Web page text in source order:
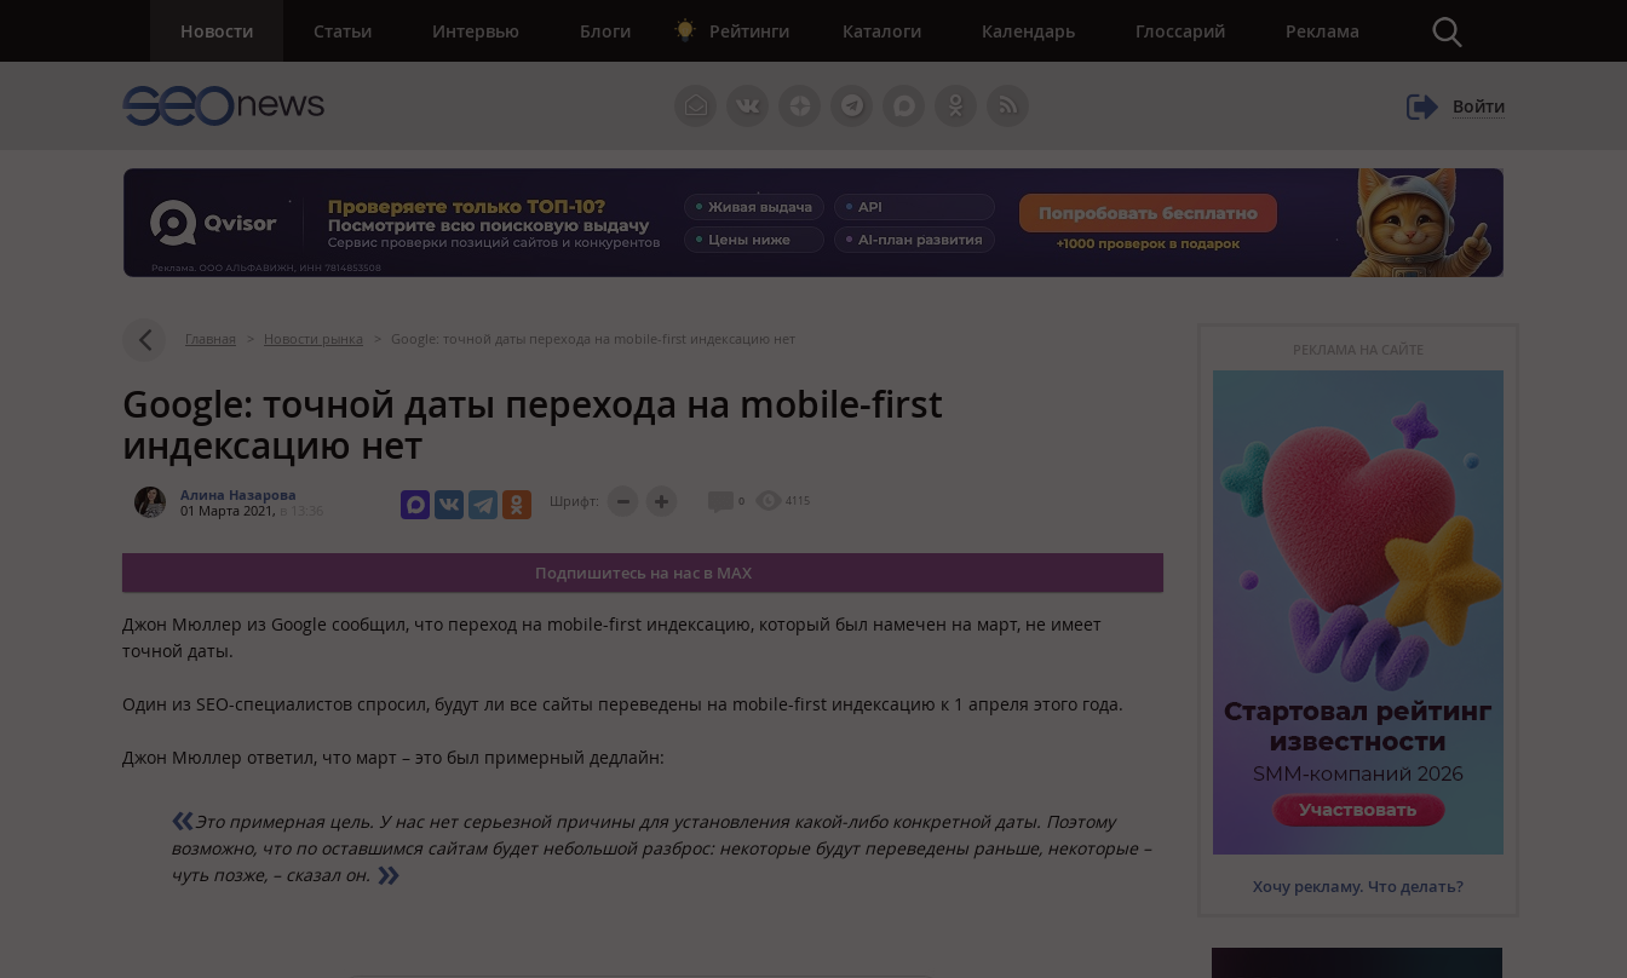
Новости Статьи Интервью Блоги Рейтинги Каталоги Календарь Глоссарий Реклама
Войти
Главная > Новости рынка > Google: точной даты перехода на mobile-first индексацию нет
Google: точной даты перехода на mobile-first
индексацию нет
Алина Назарова
01 Марта 2021,
Шрифт: 0 4115
Подпишитесь на нас в MAX
Джон Мюллер из Google сообщил, что переход на mobile-first индексацию, который был намечен на март, не имеет
точной даты.
Один из SEO-специалистов спросил, будут ли все сайты переведены на mobile-first индексацию к 1 апреля этого года.
Джон Мюллер ответил, что март – это был примерный дедлайн:
Это примерная цель. У нас нет серьезной причины для установления какой-либо конкретной даты. Поэтому
возможно, что по оставшимся сайтам будет небольшой разброс: некоторые будут переведены раньше, некоторые –
чуть позже, – сказал он.
РЕКЛАМА НА САЙТЕ
Хочу рекламу. Что делать?